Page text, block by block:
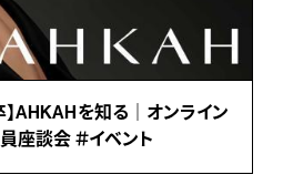
AHKAHを知る｜オンライン
座談会 ＃イベント